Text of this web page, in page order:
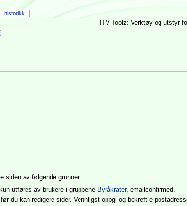
ITV-Toolz: Verktøy og utstyr
siden av følgende grunner:
utføres av brukere i gruppene Byråkrater, emailconfirmed.
du kan redigere sider. Vennligst oppgi og bekreft e-
historikk